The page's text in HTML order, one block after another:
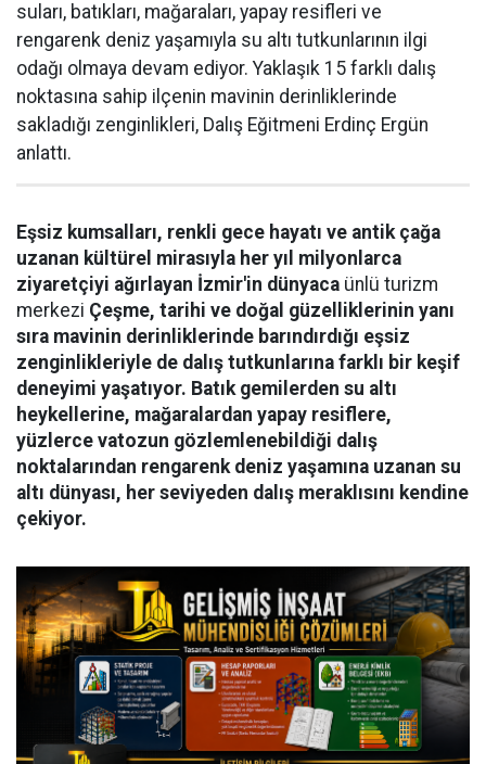
suları, batıkları, mağaraları, yapay resifleri ve
rengarenk deniz yaşamıyla su altı tutkunlarının ilgi
odağı olmaya devam ediyor. Yaklaşık 15 farklı dalış
noktasına sahip ilçenin mavinin derinliklerinde
sakladığı zenginlikleri, Dalış Eğitmeni Erdinç Ergün
anlattı.
Eşsiz kumsalları, renkli gece hayatı ve antik çağa
uzanan kültürel mirasıyla her yıl milyonlarca
ziyaretçiyi ağırlayan İzmir'in dünyaca ünlü turizm
merkezi Çeşme, tarihi ve doğal güzelliklerinin yanı
sıra mavinin derinliklerinde barındırdığı eşsiz
zenginlikleriyle de dalış tutkunlarına farklı bir keşif
deneyimi yaşatıyor. Batık gemilerden su altı
heykellerine, mağaralardan yapay resiflere,
yüzlerce vatozun gözlemlenebildiği dalış
noktalarından rengarenk deniz yaşamına uzanan su
altı dünyası, her seviyeden dalış meraklısını kendine
çekiyor.